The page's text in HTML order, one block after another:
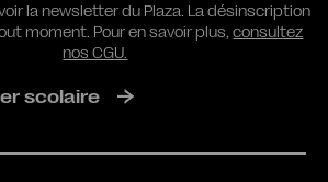
RGPD
la newsletter du Plaza. La désinscription
moment. Pour en savoir plus,consultez
nos CGU.
scolaire